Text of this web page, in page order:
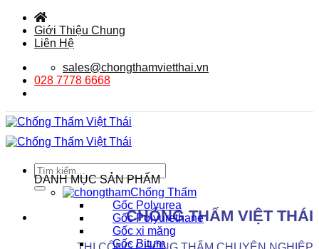
qua
Giới Thiệu Chung
Liên Hệ
sales@chongthamvietthai.vn
028 7778 6668
Tìm
kiếm:
CHỐNG THẤM VIỆT THÁI
DANH MỤC SẢN PHẨM
Chống Thấm
Gốc Polyurea
Gốc Polyurethane
Gốc xi măng
Gốc Bitum